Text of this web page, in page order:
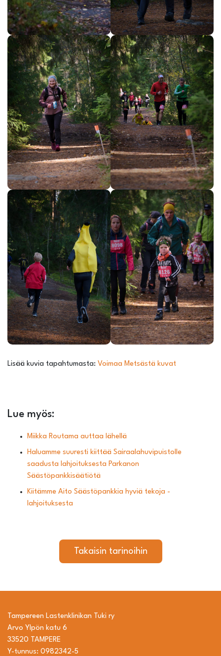
Lisää kuvia tapahtumasta: Voimaa Metsästä kuvat
Lue myös:
Miikka Routama auttaa lähellä
Haluamme suuresti kiittää Sairaalahuvipuistolle
saadusta lahjoituksesta Parkanon
Säästöpankkisäätiötä
Kiitämme Aito Säästöpankkia hyviä tekoja -
lahjoituksesta
Takaisin tarinoihin
Tampereen Lastenklinikan Tuki ry
Arvo Ylpön katu 6
33520 TAMPERE
Y-tunnus: 0982342-5